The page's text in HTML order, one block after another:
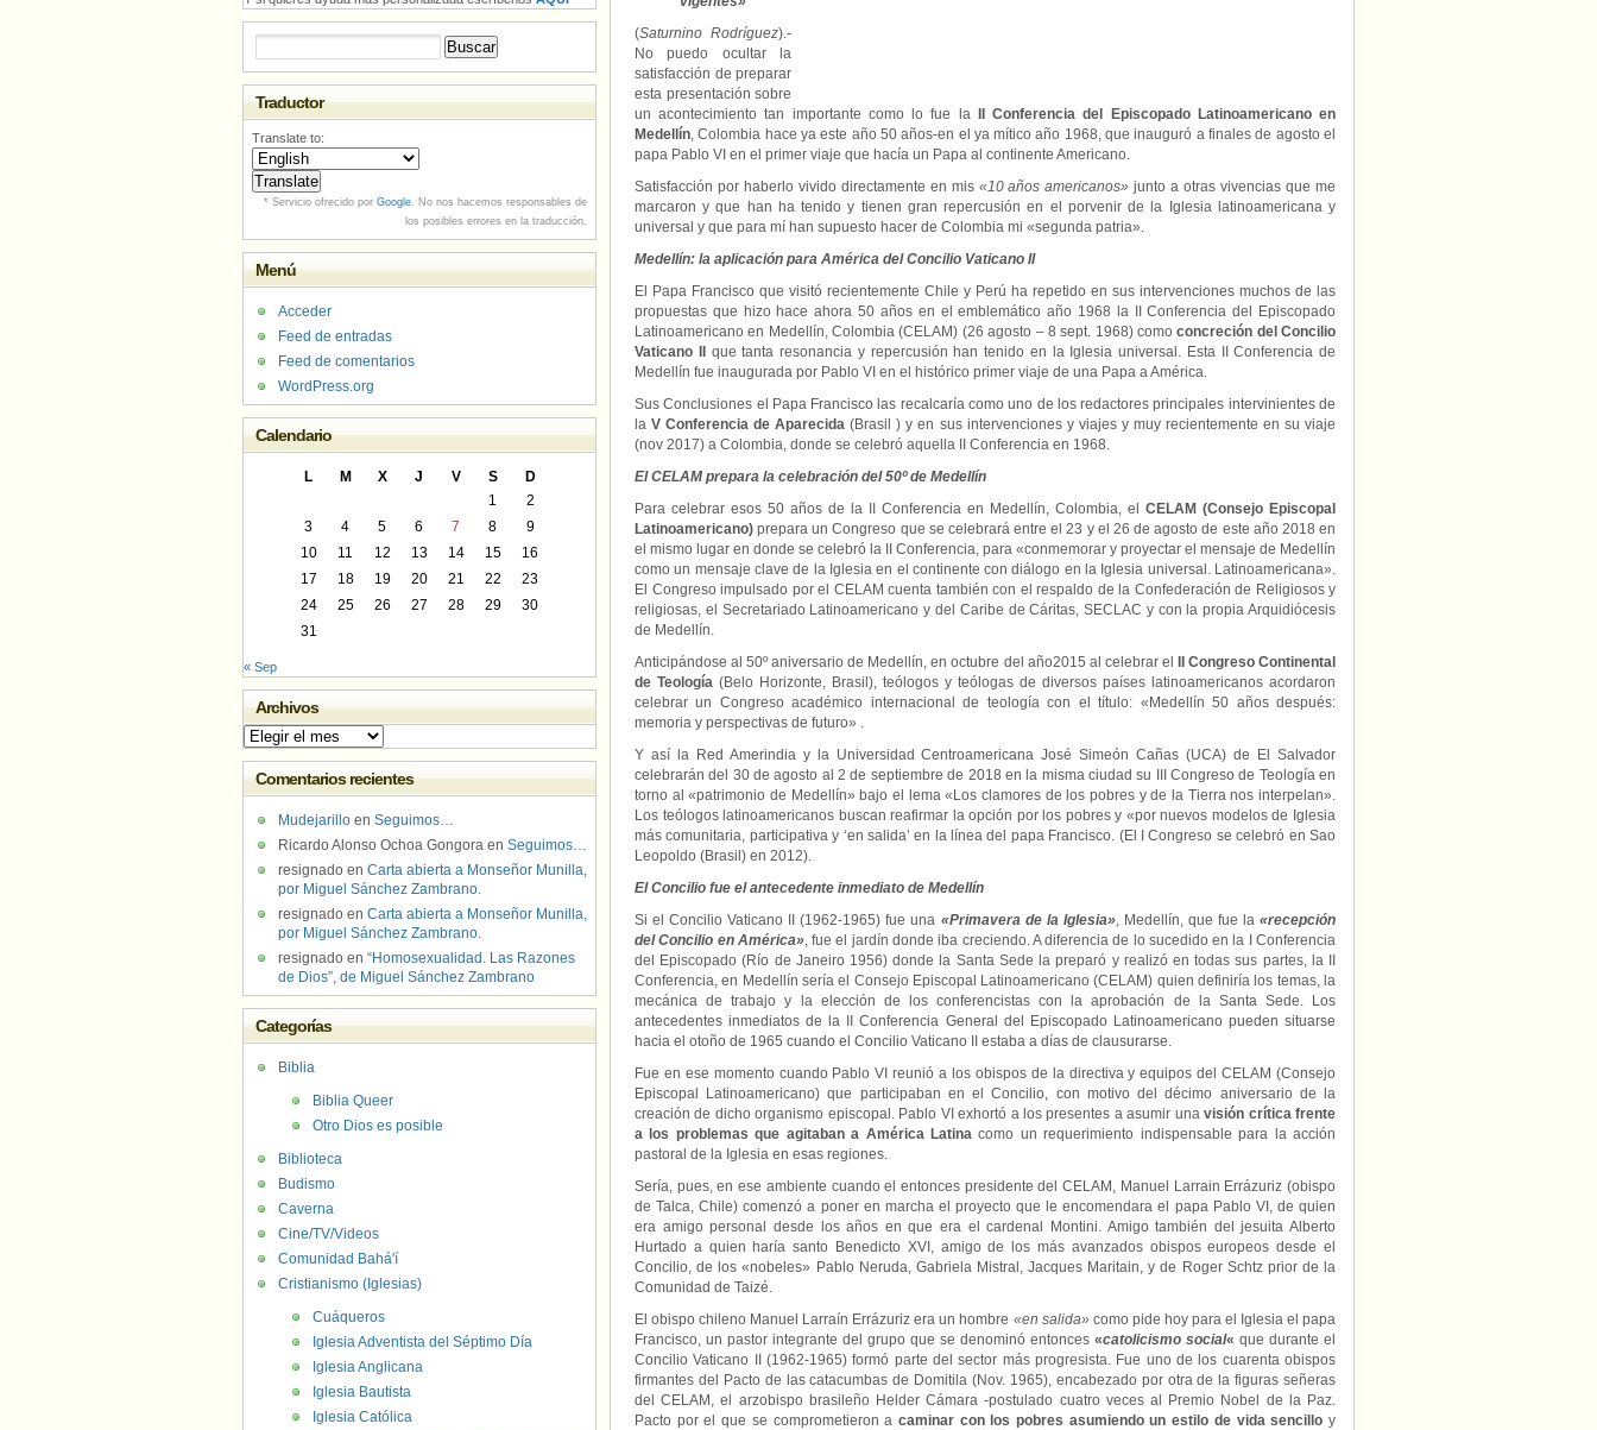
(Saturnino Rodríguez).-
No puedo ocultar la
satisfacción de preparar
esta presentación sobre
un acontecimiento tan importante como lo fue la
II Conferencia del Episcopado Latinoamericano en
Medellín, Colombia hace ya este año 50 años-en el ya mítico año 1968, que inauguró a finales de agosto el
papa Pablo VI en el primer viaje que hacía un Papa al continente Americano.
Satisfacción por haberlo vivido directamente en mis «10 años americanos» junto a otras vivencias que me
marcaron y que han ha tenido y tienen gran repercusión en el porvenir de la Iglesia latinoamericana y
universal y que para mí han supuesto hacer de Colombia mi «segunda patria».
Medellín: la aplicación para América del Concilio Vaticano II
El Papa Francisco que visitó recientemente Chile y Perú ha repetido en sus intervenciones muchos de las
propuestas que hizo hace ahora 50 años en el emblemático año 1968 la II Conferencia del Episcopado
Latinoamericano en Medellín, Colombia (CELAM) (26 agosto – 8 sept. 1968) comoconcreción del Concilio
Vaticano II
que tanta resonancia y repercusión han tenido en la Iglesia universal. Esta II Conferencia de
Medellín fue inaugurada por Pablo VI en el histórico primer viaje de una Papa a América.
Sus Conclusiones el Papa Francisco las recalcaría como uno de los redactores principales intervinientes de
laV Conferencia de Aparecida (Brasil ) y en sus intervenciones y viajes y muy recientemente en su viaje
(nov 2017) a Colombia, donde se celebró aquella II Conferencia en 1968.
El CELAM prepara la celebración del 50º de Medellín
Para celebrar esos 50 años de la II Conferencia en Medellín, Colombia, el CELAM (Consejo Episcopal
Latinoamericano) prepara un Congreso que se celebrará entre el 23 y el 26 de agosto de este año 2018 en
el mismo lugar en donde se celebró la II Conferencia, para «conmemorar y proyectar el mensaje de Medellín
como un mensaje clave de la Iglesia en el continente con diálogo en la Iglesia universal. Latinoamericana».
El Congreso impulsado por el CELAM cuenta también con el respaldo de la Confederación de Religiosos y
religiosas, el Secretariado Latinoamericano y del Caribe de Cáritas, SECLAC y con la propia Arquidiócesis
de Medellín.
Anticipándose al 50º aniversario de Medellín, en octubre del año2015 al celebrar el
II Congreso Continental
de Teología (Belo Horizonte, Brasil), teólogos y teólogas de diversos países latinoamericanos acordaron
celebrar un Congreso académico internacional de teología con el título: «Medellín 50 años después:
memoria y perspectivas de futuro» .
Y así la Red Amerindia y la Universidad Centroamericana José Simeón Cañas (UCA) de El Salvador
celebrarán del 30 de agosto al 2 de septiembre de 2018 en la misma ciudad su III Congreso de Teología en
torno al «patrimonio de Medellín» bajo el lema «Los clamores de los pobres y de la Tierra nos interpelan».
Los teólogos latinoamericanos buscan reafirmar la opción por los pobres y «por nuevos modelos de Iglesia
más comunitaria, participativa y ‘en salida’ en la línea del papa Francisco. (El I Congreso se celebró en Sao
Leopoldo (Brasil) en 2012).
El Concilio fue el antecedente inmediato de Medellín
Si el Concilio Vaticano II (1962-1965) fue una «Primavera de la Iglesia», Medellín, que fue la «recepción
del Concilio en América», fue el jardín donde iba creciendo. A diferencia de lo sucedido en la I Conferencia
del Episcopado (Río de Janeiro 1956) donde la Santa Sede la preparó y realizó en todas sus partes, la II
Conferencia, en Medellín sería el Consejo Episcopal Latinoamericano (CELAM) quien definiría los temas, la
mecánica de trabajo y la elección de los conferencistas con la aprobación de la Santa Sede. Los
antecedentes inmediatos de la II Conferencia General del Episcopado Latinoamericano pueden situarse
hacia el otoño de 1965 cuando el Concilio Vaticano II estaba a días de clausurarse.
Fue en ese momento cuando Pablo VI reunió a los obispos de la directiva y equipos del CELAM (Consejo
Episcopal Latinoamericano) que participaban en el Concilio, con motivo del décimo aniversario de la
creación de dicho organismo episcopal. Pablo VI exhortó a los presentes a asumir unavisión crítica frente
a los problemas que agitaban a América Latina como un requerimiento indispensable para la acción
pastoral de la Iglesia en esas regiones.
Sería, pues, en ese ambiente cuando el entonces presidente del CELAM, Manuel Larrain Errázuriz (obispo
de Talca, Chile) comenzó a poner en marcha el proyecto que le encomendara el papa Pablo VI, de quien
era amigo personal desde los años en que era el cardenal Montini. Amigo también del jesuita Alberto
Hurtado a quien haría santo Benedicto XVI, amigo de los más avanzados obispos europeos desde el
Concilio, de los «nobeles» Pablo Neruda, Gabriela Mistral, Jacques Maritain, y de Roger Schtz prior de la
Comunidad de Taizé.
El obispo chileno Manuel Larraín Errázuriz era un hombre «en salida» como pide hoy para el Iglesia el papa
Francisco, un pastor integrante del grupo que se denominó entonces «catolicismo social« que durante el
Concilio Vaticano II (1962-1965) formó parte del sector más progresista. Fue uno de los cuarenta obispos
firmantes del Pacto de las catacumbas de Domitila (Nov. 1965), encabezado por otra de la figuras señeras
del CELAM, el arzobispo brasileño Helder Cámara -postulado cuatro veces al Premio Nobel de la Paz.
Pacto por el que se comprometieron a caminar con los pobres asumiendo un estilo de vida sencillo y
Traductor
Translate to:
* Servicio ofrecido por Google. No nos hacemos responsables de
los posibles errores en la traducción.
Menú
Acceder
Feed de entradas
Feed de comentarios
WordPress.org
Calendario
L M X J V S
D
1
2
3
4 5 6 7 8
9
10
11 12 13 14 15
16
17
18 19 20 21 22
23
24
25 26 27 28 29
30
31
« Sep
Archivos
Archivos
Comentarios recientes
Mudejarillo en Seguimos…
Ricardo Alonso Ochoa Gongora en Seguimos…
resignado en Carta abierta a Monseñor Munilla,
por Miguel Sánchez Zambrano.
resignado en Carta abierta a Monseñor Munilla,
por Miguel Sánchez Zambrano.
resignado en “Homosexualidad. Las Razones
de Dios”, de Miguel Sánchez Zambrano
Categorías
Biblia
Biblia Queer
Otro Dios es posible
Biblioteca
Budismo
Caverna
Cine/TV/Videos
Comunidad Bahá'í
Cristianismo (Iglesias)
Cuáqueros
Iglesia Adventista del Séptimo Día
Iglesia Anglicana
Iglesia Bautista
Iglesia Católica